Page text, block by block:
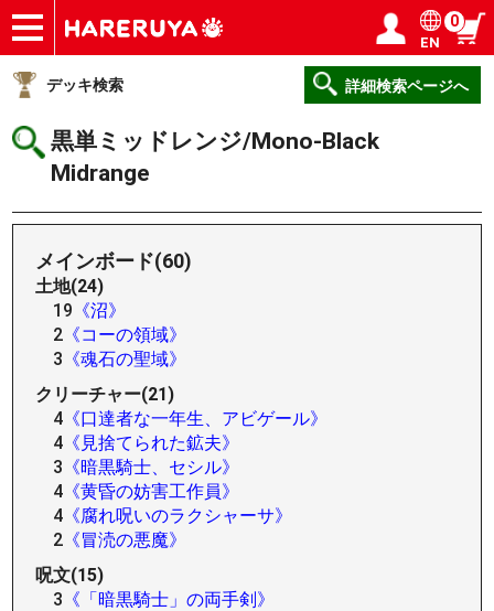
ショップ
買取
記事
デッキ検索
デッキ構築
選手一覧
店舗一覧
イベント
ヘルプ
お問い合わせ ログイン／会員登録
EN
0
デッキ検索 詳細検索ページへ
黒単ミッドレンジ/Mono-Black
Midrange
メインボード(60)
土地(24)
19 《沼》
2 《コーの領域》
3 《魂石の聖域》
クリーチャー(21)
4 《口達者な一年生、アビゲール》
4 《見捨てられた鉱夫》
3 《暗黒騎士、セシル》
4 《黄昏の妨害工作員》
4 《腐れ呪いのラクシャーサ》
2 《冒涜の悪魔》
呪文(15)
3 《「暗黒騎士」の両手剣》